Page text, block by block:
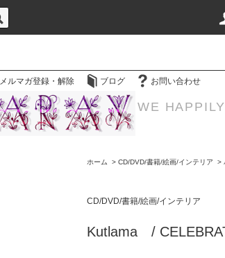
メルマガ登録・解除 ブログ お問い合わせ
WE
ホーム > CD/DVD/書籍/絵画/インテリア >
CD/DVD/書籍/絵画/インテリア
Kutlama /